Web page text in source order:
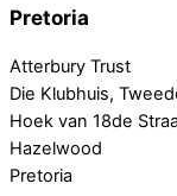
Pretoria
Atterbury Trust
Die Klubhuis,
Hoek van 18de
Hazelwood
Pretoria